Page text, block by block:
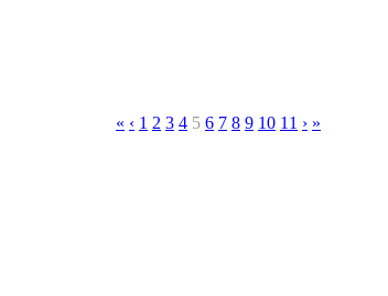
« ‹ 1 2 3 4 5 6 7 8 9 10 11 › »